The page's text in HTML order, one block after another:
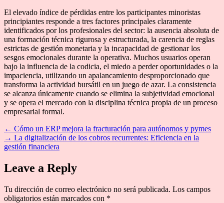
El elevado índice de pérdidas entre los participantes minoristas
principiantes responde a tres factores principales claramente
identificados por los profesionales del sector: la ausencia absoluta de
una formación técnica rigurosa y estructurada, la carencia de reglas
estrictas de gestión monetaria y la incapacidad de gestionar los
sesgos emocionales durante la operativa. Muchos usuarios operan
bajo la influencia de la codicia, el miedo a perder oportunidades o la
impaciencia, utilizando un apalancamiento desproporcionado que
transforma la actividad bursátil en un juego de azar. La consistencia
se alcanza únicamente cuando se elimina la subjetividad emocional
y se opera el mercado con la disciplina técnica propia de un proceso
empresarial formal.
← Cómo un ERP mejora la fracturación para autónomos y pymes
→ La digitalización de los cobros recurrentes: Eficiencia en la
gestión financiera
Leave a Reply
Tu dirección de correo electrónico no será publicada. Los campos
obligatorios están marcados con *